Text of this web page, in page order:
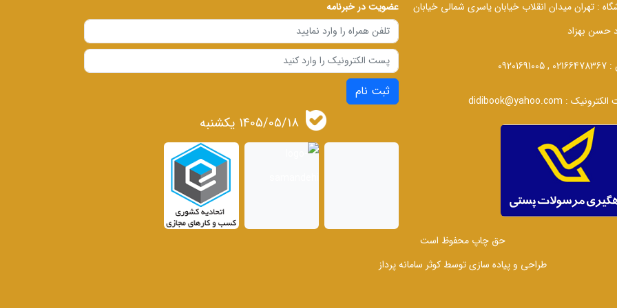
: تهران میدان انقلاب خیابان یاسری شمالی خیابان
حسن بهزاد
:
02166478367 , 09201691005
:
didibook@yahoo.com
عضویت در خبرنامه
ثبت نام
1405/05/18 يكشنبه
حق چاپ محفوظ است
طراحی و پیاده سازی توسط کوثر سامانه پرداز